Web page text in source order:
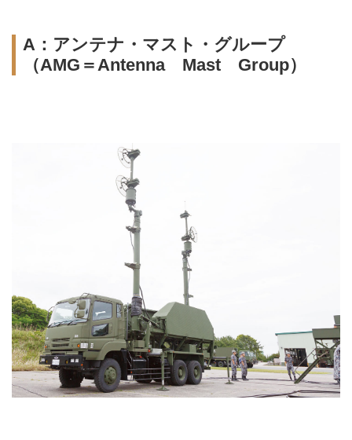
A：アンテナ・マスト・グループ
（AMG＝Antenna Mast Group）